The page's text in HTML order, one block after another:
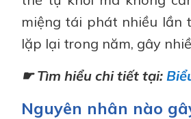
miệng tái phát nhiều lần
lặp lại trong năm, gây
☛ Tìm hiểu chi tiết tại:
Nguyên nhân nào